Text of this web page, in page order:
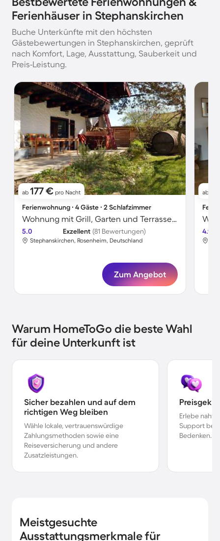
Ferienhäuser in Stephanskirchen
Buche Unterkünfte mit den höchsten
Gästebewertungen in Stephanskirchen, geprüft
nach Komfort, Lage, Ausstattung, Sauberkeit und
Preis-Leistung.
ab 177 € pro Nacht
Ferienwohnung ∙ 4 Gäste ∙ 2 Schlafzimmer
Wohnung mit Grill, Garten und Terrasse | Stadtblick
5.0 Exzellent (81 Bewertungen)
Stephanskirchen, Rosenheim, Deutschland
Zum Angebot
ab
4.9
Warum HomeToGo die beste Wahl
für deine Unterkunft ist
Sicher bezahlen und auf dem
richtigen Weg bleiben
Wähle lokale, vertrauenswürdige
Zahlungsmethoden sowie eine
Reiseversicherung und andere
Zusatzleistungen.
Erlebe
Support bei
Bedenken.
Meistgesuchte
Ausstattungsmerkmale für